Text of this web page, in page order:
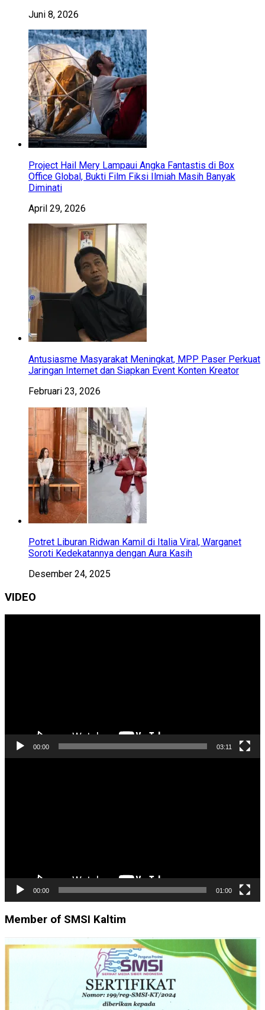
Juni 8, 2026
Project Hail Mery Lampaui Angka Fantastis di Box
Office Global, Bukti Film Fiksi Ilmiah Masih Banyak
Diminati
April 29, 2026
Antusiasme Masyarakat Meningkat, MPP Paser Perkuat
Jaringan Internet dan Siapkan Event Konten Kreator
Februari 23, 2026
Potret Liburan Ridwan Kamil di Italia Viral, Warganet
Soroti Kedekatannya dengan Aura Kasih
Desember 24, 2025
VIDEO
00:00 03:11
00:00 01:00
Member of SMSI Kaltim